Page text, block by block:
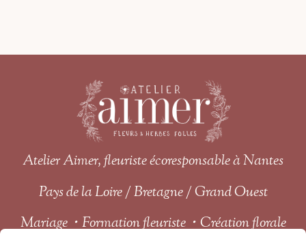
Atelier Aimer, fleuriste écoresponsable à Nantes
Pays de la Loire / Bretagne / Grand Ouest
Mariage・Formation fleuriste・Création florale